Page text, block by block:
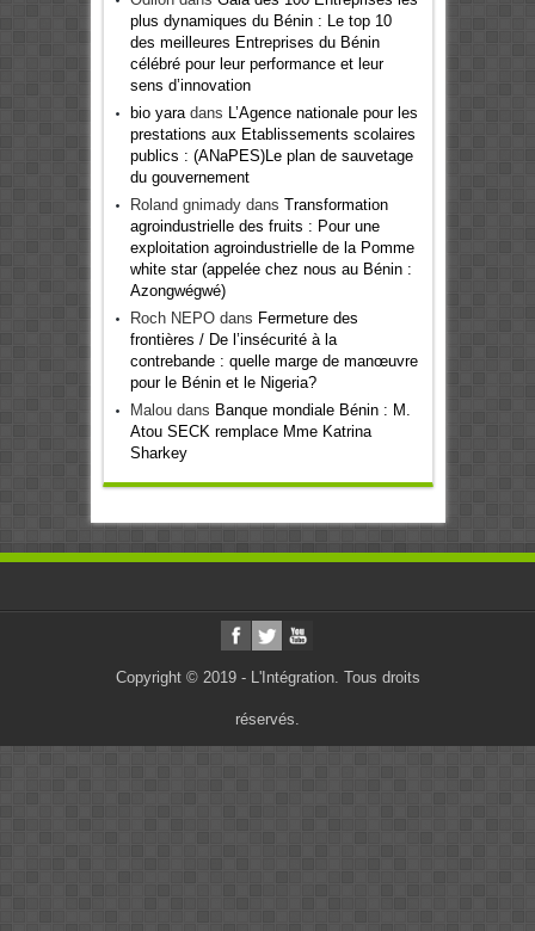
plus dynamiques du Bénin : Le top 10
des meilleures Entreprises du Bénin
célébré pour leur performance et leur
sens d’innovation
bio yaradans L’Agence nationale pour les
prestations aux Etablissements scolaires
publics : (ANaPES)Le plan de sauvetage
du gouvernement
Roland gnimadydans Transformation
agroindustrielle des fruits : Pour une
exploitation agroindustrielle de la Pomme
white star (appelée chez nous au Bénin :
Azongwégwé)
Roch NEPOdans Fermeture des
frontières / De l’insécurité à la
contrebande : quelle marge de manœuvre
pour le Bénin et le Nigeria?
Maloudans Banque mondiale Bénin : M.
Atou SECK remplace Mme Katrina
Sharkey
Copyright © 2019 - L'Intégration. Tous droits
réservés.